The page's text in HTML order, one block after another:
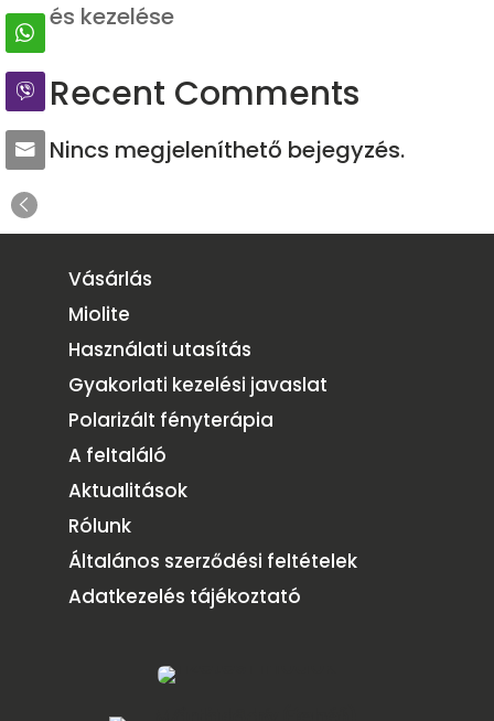
és kezelése
Recent Comments
Nincs megjeleníthető bejegyzés.
Vásárlás
Miolite
Használati utasítás
Gyakorlati kezelési javaslat
Polarizált fényterápia
A feltaláló
Aktualitások
Rólunk
Általános szerződési feltételek
Adatkezelés tájékoztató